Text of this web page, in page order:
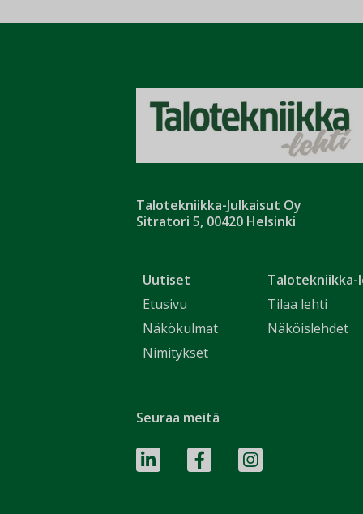
Talotekniikka-Julkaisut Oy
Sitratori 5, 00420 Helsinki
Uutiset
Etusivu
Näkökulmat
Nimitykset
Talotekniikka-
Tilaa lehti
Näköislehdet
Seuraa meitä